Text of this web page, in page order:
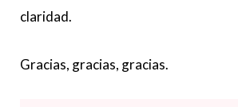
claridad.
Gracias, gracias, gracias.